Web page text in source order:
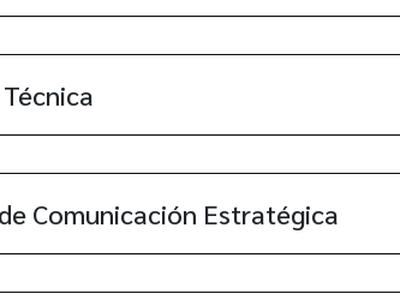
Comunicación Estratégica